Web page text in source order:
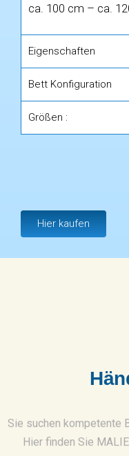
ca. 100 cm – ca.
Eigenschaften
Bett Konfiguration
Größen :
Hier kaufen
Hän
Sie suchen kompetente
Hier finden Sie